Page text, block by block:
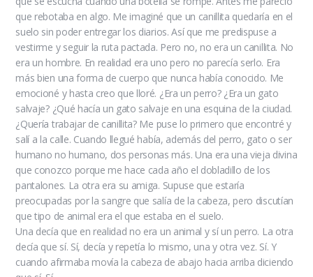
que rebotaba en algo. Me imaginé que un canillita quedaría en el
suelo sin poder entregar los diarios. Así que me predispuse a
vestirme y seguir la ruta pactada. Pero no, no era un canillita. No
era un hombre. En realidad era uno pero no parecía serlo. Era
más bien una forma de cuerpo que nunca había conocido. Me
emocioné y hasta creo que lloré. ¿Era un perro? ¿Era un gato
salvaje? ¿Qué hacía un gato salvaje en una esquina de la ciudad.
¿Quería trabajar de canillita? Me puse lo primero que encontré y
salí a la calle. Cuando llegué había, además del perro, gato o ser
humano no humano, dos personas más. Una era una vieja divina
que conozco porque me hace cada año el dobladillo de los
pantalones. La otra era su amiga. Supuse que estaría
preocupadas por la sangre que salía de la cabeza, pero discutían
que tipo de animal era el que estaba en el suelo.
Una decía que en realidad no era un animal y sí un perro. La otra
decía que sí. Sí, decía y repetía lo mismo, una y otra vez. Sí. Y
cuando afirmaba movía la cabeza de abajo hacia arriba diciendo